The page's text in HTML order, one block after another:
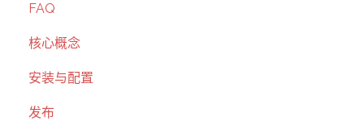
FAQ
核心概念
安装与配置
发布